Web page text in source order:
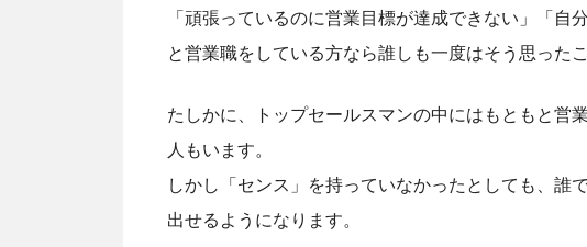
「頑張っているのに営業目標が達成できない」「自
と営業職をしている方なら誰しも一度はそう思った
たしかに、トップセールスマンの中にはもともと営
人もいます。
しかし「センス」を持っていなかったとしても、誰
出せるようになります。